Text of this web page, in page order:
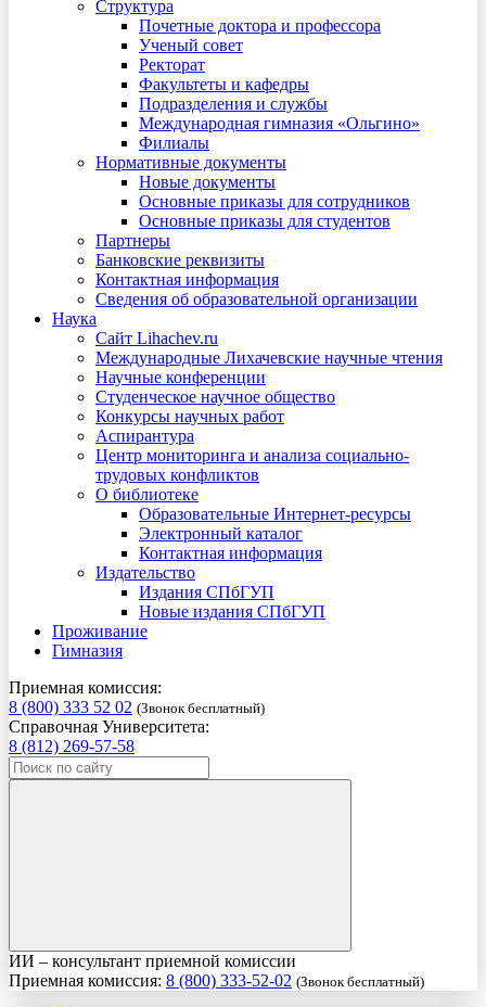
Структура
Почетные доктора и профессора
Ученый совет
Ректорат
Факультеты и кафедры
Подразделения и службы
Международная гимназия «Ольгино»
Филиалы
Нормативные документы
Новые документы
Основные приказы для сотрудников
Основные приказы для студентов
Партнеры
Банковские реквизиты
Контактная информация
Сведения об образовательной организации
Наука
Сайт Lihachev.ru
Международные Лихачевские научные чтения
Научные конференции
Студенческое научное общество
Конкурсы научных работ
Аспирантура
Центр мониторинга и анализа социально-
трудовых конфликтов
О библиотеке
Образовательные Интернет-ресурсы
Электронный каталог
Контактная информация
Издательство
Издания СПбГУП
Новые издания СПбГУП
Проживание
Гимназия
Приемная комиссия:
8 (800) 333 52 02 (Звонок бесплатный)
Справочная Университета:
8 (812) 269-57-58
ИИ – консультант приемной комиссии
Приемная комиссия: 8 (800) 333-52-02 (Звонок бесплатный)